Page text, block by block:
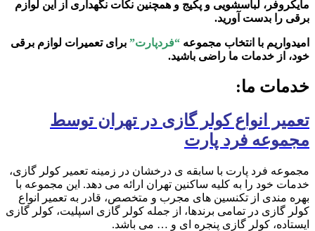
مایکروفر، لباسشویی و پکیج و همچنین نکات نگهداری از این لوازم
برقی را بدست آورید.
امیدواریم با انتخاب مجموعه “فردپارت” برای تعمیرات لوازم برقی
خود، از خدمات ما راضی باشید.
خدمات ما:
تعمیر انواع کولر گازی در تهران توسط
مجموعه فرد پارت
مجموعه فرد پارت با سابقه ی درخشان در زمینه تعمیر کولر گازی،
خدمات خود را به کلیه ساکنین تهران ارائه می دهد. این مجموعه با
بهره مندی از تکنسین های مجرب و متخصص، قادر به تعمیر انواع
کولر گازی در تمامی برندها، از جمله کولر گازی اسپلیت، کولر گازی
ایستاده، کولر گازی پنجره ای و … می باشد.